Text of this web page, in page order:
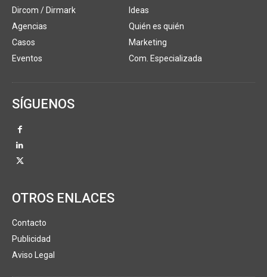
Dircom / Dirmark
Agencias
Casos
Eventos
Ideas
Quién es quién
Marketing
Com. Especializada
SÍGUENOS
OTROS ENLACES
Contacto
Publicidad
Aviso Legal